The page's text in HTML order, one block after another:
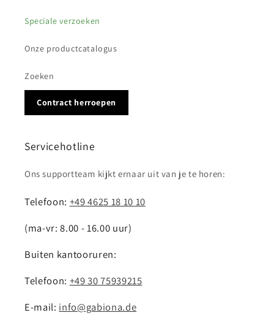
Speciale verzoeken
Onze productcatalogus
Zoeken
Contract herroepen
Servicehotline
Ons supportteam kijkt ernaar uit van je te horen:
Telefoon: +49 4625 18 10 10
(ma-vr: 8.00 - 16.00 uur)
Buiten kantooruren:
Telefoon: +49 30 75939215
E-mail: info@gabiona.de